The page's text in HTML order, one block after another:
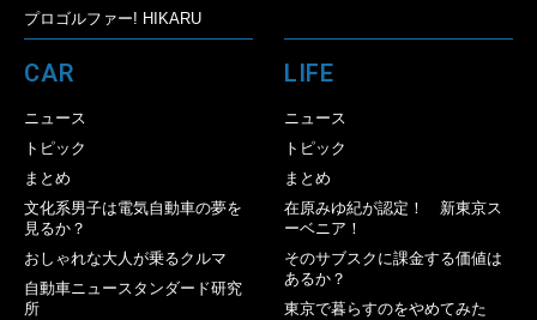
プロゴルファー! HIKARU
CAR
ニュース
トピック
まとめ
文化系男子は電気自動車の夢を
見るか？
おしゃれな大人が乗るクルマ
自動車ニュースタンダード研究
所
LIFE
ニュース
トピック
まとめ
在原みゆ紀が認定！ 新東京ス
ーベニア！
そのサブスクに課金する価値は
あるか？
東京で暮らすのをやめてみた